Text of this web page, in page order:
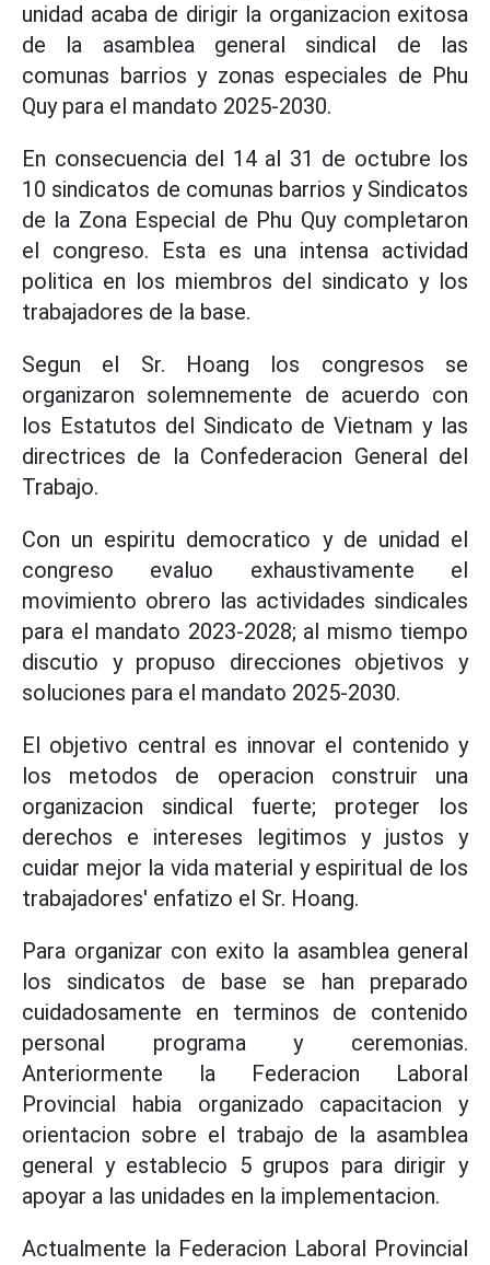
unidad acaba de dirigir la organizacion exitosa
de la asamblea general sindical de las
comunas barrios y zonas especiales de Phu
Quy para el mandato 2025-2030.
En consecuencia del 14 al 31 de octubre los
10 sindicatos de comunas barrios y Sindicatos
de la Zona Especial de Phu Quy completaron
el congreso. Esta es una intensa actividad
politica en los miembros del sindicato y los
trabajadores de la base.
Segun el Sr. Hoang los congresos se
organizaron solemnemente de acuerdo con
los Estatutos del Sindicato de Vietnam y las
directrices de la Confederacion General del
Trabajo.
Con un espiritu democratico y de unidad el
congreso evaluo exhaustivamente el
movimiento obrero las actividades sindicales
para el mandato 2023-2028; al mismo tiempo
discutio y propuso direcciones objetivos y
soluciones para el mandato 2025-2030.
El objetivo central es innovar el contenido y
los metodos de operacion construir una
organizacion sindical fuerte; proteger los
derechos e intereses legitimos y justos y
cuidar mejor la vida material y espiritual de los
trabajadores' enfatizo el Sr. Hoang.
Para organizar con exito la asamblea general
los sindicatos de base se han preparado
cuidadosamente en terminos de contenido
personal programa y ceremonias.
Anteriormente la Federacion Laboral
Provincial habia organizado capacitacion y
orientacion sobre el trabajo de la asamblea
general y establecio 5 grupos para dirigir y
apoyar a las unidades en la implementacion.
Actualmente la Federacion Laboral Provincial